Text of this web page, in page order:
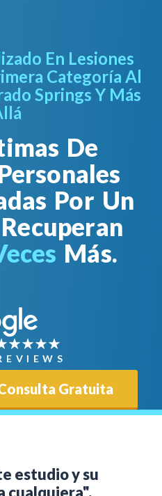
En Lesiones
Categoría Al
Springs Y Más
De
Por Un
Más.
Gratuita
estudio y su
cualquiera".